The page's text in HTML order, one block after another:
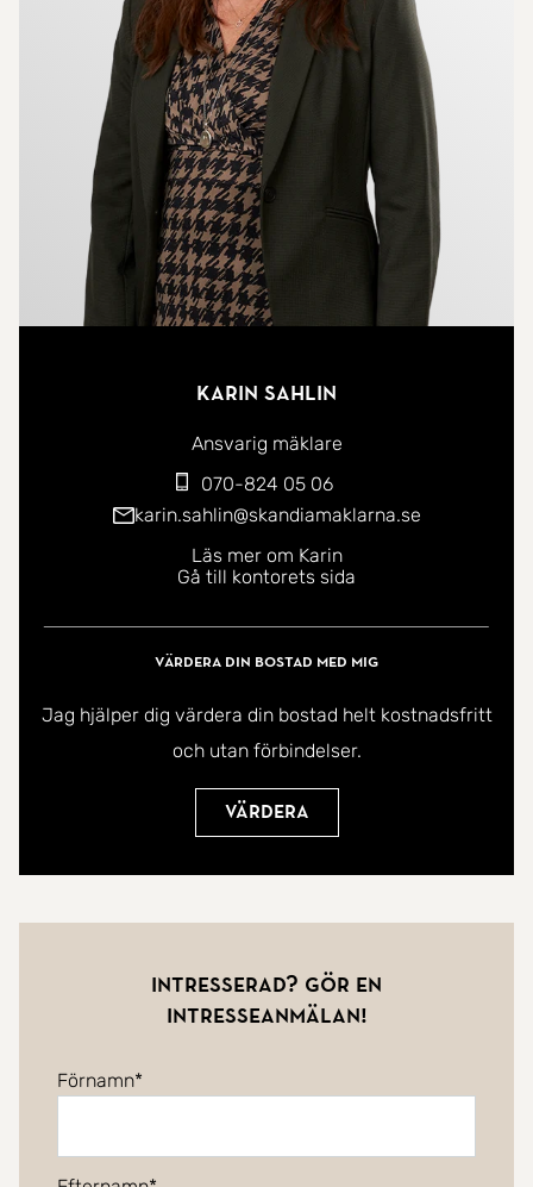
Karin Sahlin
Ansvarig mäklare
070-824 05 06
karin.sahlin@skandiamaklarna.se
Läs mer om Karin
Gå till kontorets sida
Värdera din bostad med mig
Jag hjälper dig värdera din bostad helt kostnadsfritt
och utan förbindelser.
Värdera
Intresserad? Gör en
intresseanmälan!
Förnamn